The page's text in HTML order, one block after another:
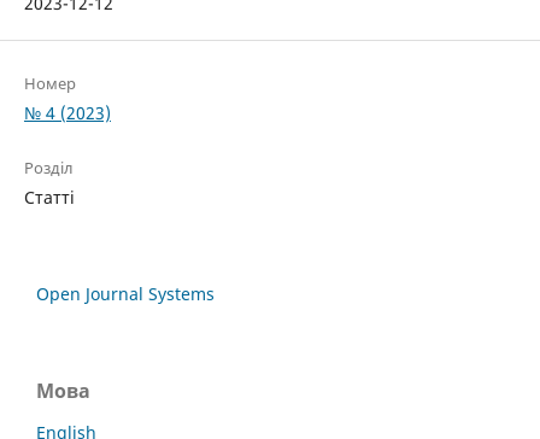
Номер
№ 4 (2023)
Розділ
Статті
Open Journal Systems
Мова
English